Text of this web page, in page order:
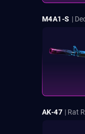
M4A1-S |
AK-47 | Rat